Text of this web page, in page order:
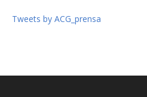
Tweets by ACG_prensa